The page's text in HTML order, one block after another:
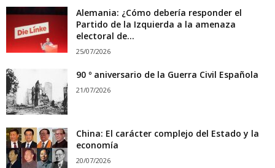
Alemania: ¿Cómo debería responder el
Partido de la Izquierda a la amenaza
electoral de...
25/07/2026
90 º aniversario de la Guerra Civil Española
21/07/2026
China: El carácter complejo del Estado y la
economía
20/07/2026